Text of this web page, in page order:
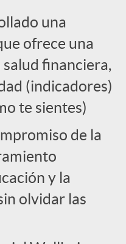
una
ofrece una
financiera,
(indicadores)
te sientes)
de la
y la
olvidar las